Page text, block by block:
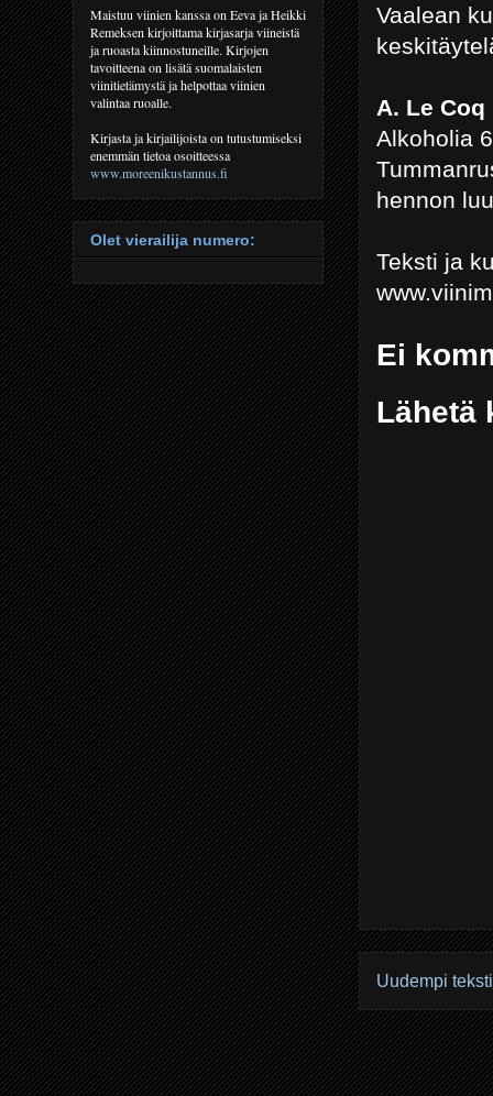
Vaalean
A. Le Coq
Alkoholia
hennon
Teksti ja
Ei
Lähetä
Uudempi teksti
Maistuu viinien kanssa on Eeva ja Heikki
Remeksen kirjoittama kirjasarja viineistä
ja ruoasta kiinnostuneille. Kirjojen
tavoitteena on lisätä suomalaisten
viinitietämystä ja helpottaa viinien
valintaa ruoalle.
Kirjasta ja kirjailijoista on tutustumiseksi
enemmän tietoa osoitteessa
www.moreenikustannus.fi
Olet vierailija numero: